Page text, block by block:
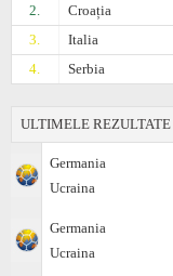
2.
Croația
3.
Italia
4.
Serbia
ULTIMELE REZULTATE
Germania
Ucraina
Germania
Ucraina